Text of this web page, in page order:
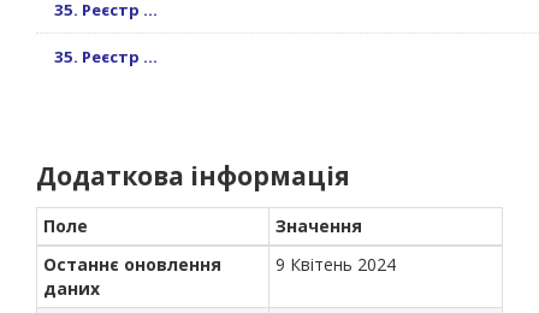
35. Реєстр ...
35. Реєстр ...
Додаткова інформація
Поле
Значення
Останнє оновлення
даних
9 Квітень 2024